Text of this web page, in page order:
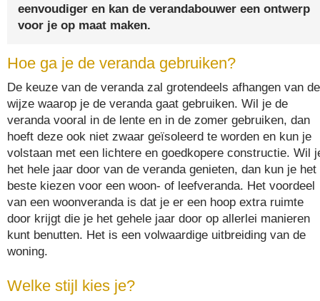
eenvoudiger en kan de verandabouwer een ontwerp
voor je op maat maken.
Hoe ga je de veranda gebruiken?
De keuze van de veranda zal grotendeels afhangen van de
wijze waarop je de veranda gaat gebruiken. Wil je de
veranda vooral in de lente en in de zomer gebruiken, dan
hoeft deze ook niet zwaar geïsoleerd te worden en kun je
volstaan met een lichtere en goedkopere constructie. Wil
het hele jaar door van de veranda genieten, dan kun je het
beste kiezen voor een woon- of leefveranda. Het voordeel
van een woonveranda is dat je er een hoop extra ruimte
door krijgt die je het gehele jaar door op allerlei manieren
kunt benutten. Het is een volwaardige uitbreiding van de
woning.
Welke stijl kies je?